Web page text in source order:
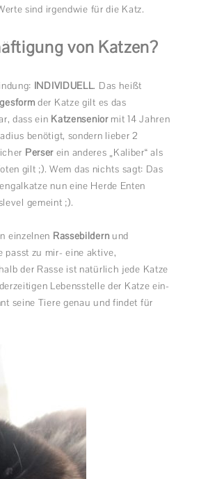
sind irgendwie für die Katz.
von Katzen?
INDIVIDUELL. Das heißt
der Katze gilt es das
dass ein Katzenseniormit 14 Jahren
benötigt, sondern lieber 2
Perser ein anderes „Kaliber“ als
gilt ;). Wem das nichts sagt: Das
nun eine Herde Enten
gemeint ;).
einzelnen Rassebildern und
passt zu mir- eine aktive,
der Rasse ist natürlich jede Katze
Lebensstelle der Katze ein-
seine Tiere genau und findet für